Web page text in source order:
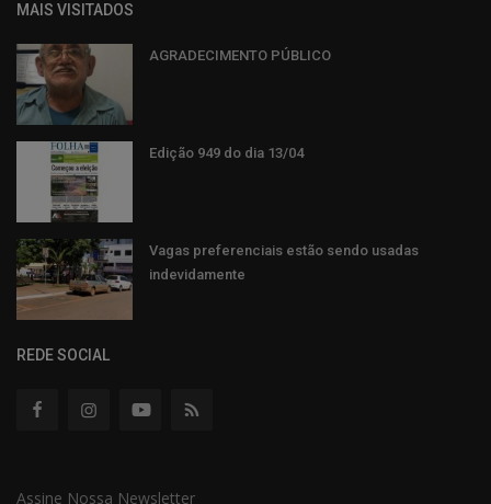
MAIS VISITADOS
AGRADECIMENTO PÚBLICO
Edição 949 do dia 13/04
Vagas preferenciais estão sendo usadas
indevidamente
REDE SOCIAL
Assine Nossa Newsletter